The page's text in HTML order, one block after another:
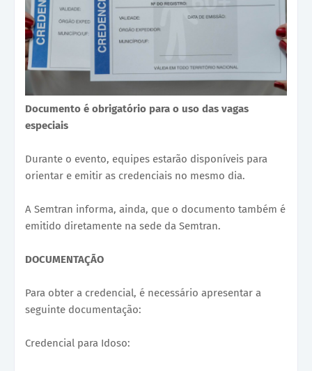
Documento é obrigatório para o uso das vagas
especiais
Durante o evento, equipes estarão disponíveis para
orientar e emitir as credenciais no mesmo dia.
A Semtran informa, ainda, que o documento também é
emitido diretamente na sede da Semtran.
DOCUMENTAÇÃO
Para obter a credencial, é necessário apresentar a
seguinte documentação:
Credencial para Idoso: